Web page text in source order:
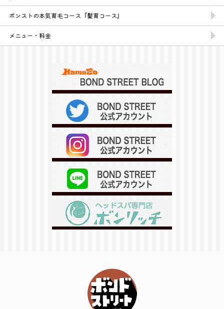
ボンストの本気育毛コース『髪育コース』
メニュー・料金